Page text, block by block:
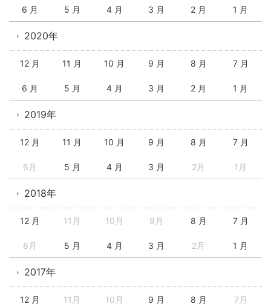
6 月 5 月 4 月 3 月 2 月 1 月
2020年
12 月 11 月 10 月 9 月 8 月 7 月
6 月 5 月 4 月 3 月 2 月 1 月
2019年
12 月 11 月 10 月 9 月 8 月 7 月
6月 5 月 4 月 3 月 2月 1月
2018年
12 月 11月 10月 9月 8 月 7 月
6月 5 月 4 月 3 月 2月 1 月
2017年
12 月 11月 10月 9 月 8 月 7月